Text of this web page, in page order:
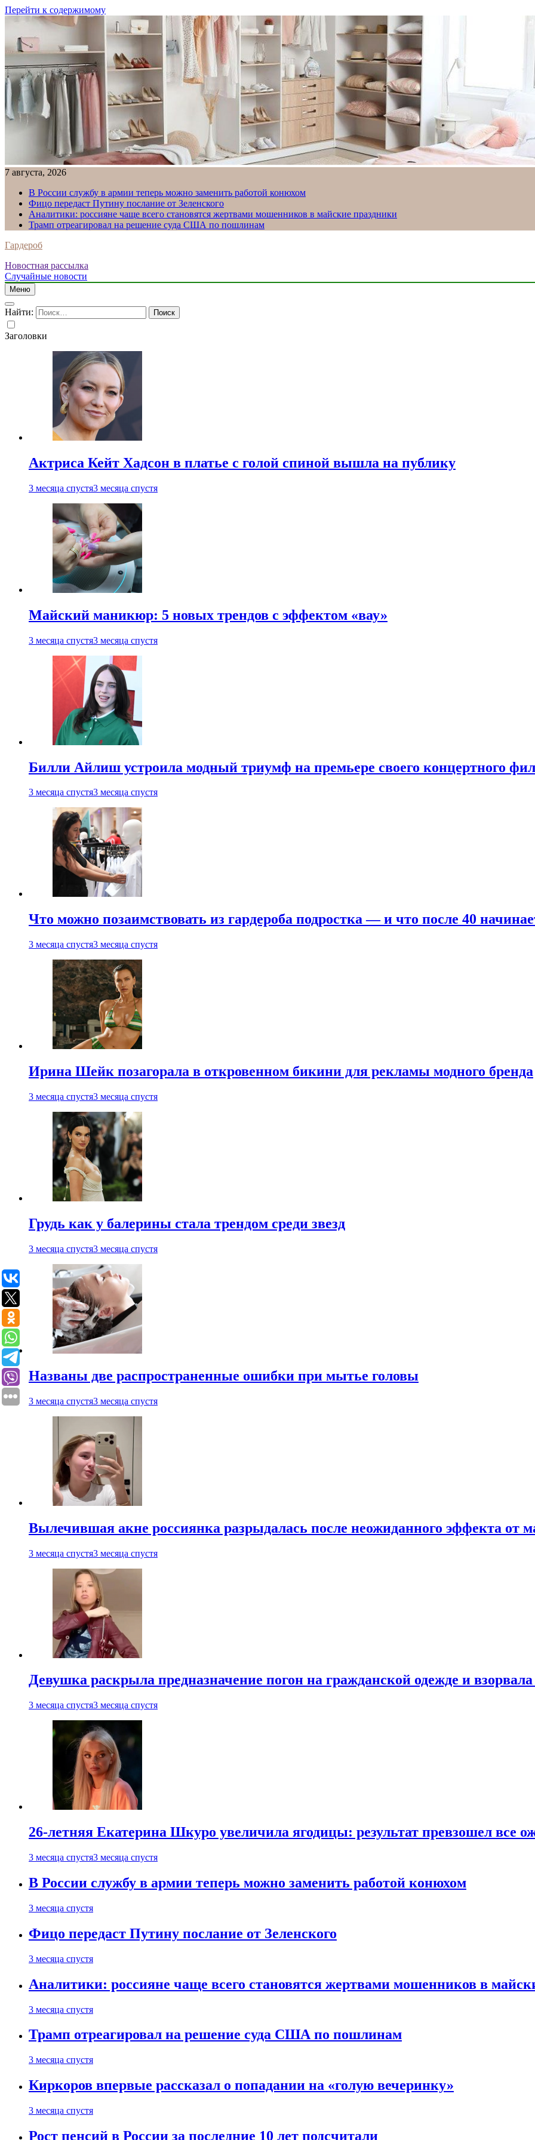
Перейти к содержимому
7 августа, 2026
В России службу в армии теперь можно заменить работой конюхом
Фицо передаст Путину послание от Зеленского
Аналитики: россияне чаще всего становятся жертвами мошенников в майские праздники
Трамп отреагировал на решение суда США по пошлинам
Гардероб
Новостная рассылка
Случайные новости
Меню
Найти:
Заголовки
Актриса Кейт Хадсон в платье с голой спиной вышла на публику
3 месяца спустя3 месяца спустя
Майский маникюр: 5 новых трендов с эффектом «вау»
3 месяца спустя3 месяца спустя
Билли Айлиш устроила модный триумф на премьере своего концертного
3 месяца спустя3 месяца спустя
Что можно позаимствовать из гардероба подростка — и что после 40
3 месяца спустя3 месяца спустя
Ирина Шейк позагорала в откровенном бикини для рекламы модного бренда
3 месяца спустя3 месяца спустя
Грудь как у балерины стала трендом среди звезд
3 месяца спустя3 месяца спустя
Названы две распространенные ошибки при мытье головы
3 месяца спустя3 месяца спустя
Вылечившая акне россиянка разрыдалась после неожиданного эффекта от
3 месяца спустя3 месяца спустя
Девушка раскрыла предназначение погон на гражданской одежде и взорвала
3 месяца спустя3 месяца спустя
26-летняя Екатерина Шкуро увеличила ягодицы: результат превзошел все
3 месяца спустя3 месяца спустя
В России службу в армии теперь можно заменить работой конюхом
3 месяца спустя
Фицо передаст Путину послание от Зеленского
3 месяца спустя
Аналитики: россияне чаще всего становятся жертвами мошенников в
3 месяца спустя
Трамп отреагировал на решение суда США по пошлинам
3 месяца спустя
Киркоров впервые рассказал о попадании на «голую вечеринку»
3 месяца спустя
Рост пенсий в России за последние 10 лет подсчитали